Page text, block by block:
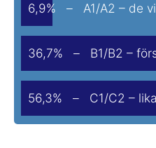
6,9% – A1/A2 – de
36,7% – B1/B2 –
56,3% – C1/C2 – lika